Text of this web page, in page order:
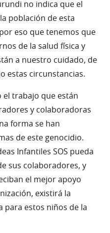
no indica que el
población de esta
eso que tenemos que
de la salud física y
a nuestro cuidado, de
estas circunstancias.
el trabajo que están
y colaboradoras
forma se han
de este genocidio.
Infantiles SOS pueda
sus colaboradores, y
el mejor apoyo
existirá la
para estos niños de la